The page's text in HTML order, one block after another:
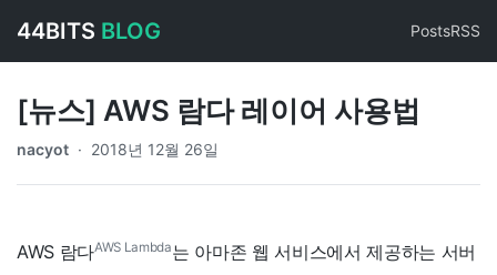
44BITS BLOG PostsRSS
[뉴스] AWS 람다 레이어 사용법
nacyot · 2018년 12월 26일
AWS 람다AWS Lambda는 아마존 웹 서비스에서 제공하는 서버